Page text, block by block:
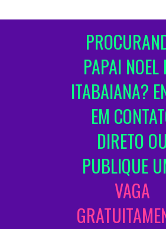
PAPAI NOEL
ITABAIANA?
EM
DIRETO OU
PUBLIQUE
VAGA